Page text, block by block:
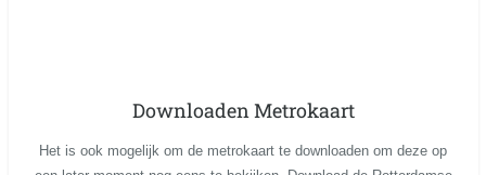
Downloaden Metrokaart
Het is ook mogelijk om de metrokaart te downloaden om deze op